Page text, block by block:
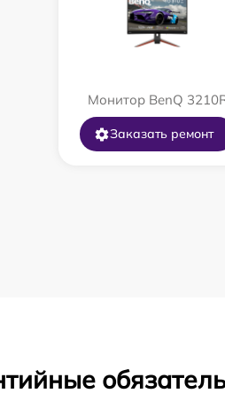
Монитор BenQ
Заказать ремонт